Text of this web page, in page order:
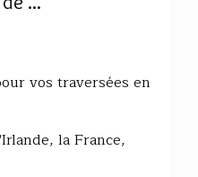
vos traversées en
la France,